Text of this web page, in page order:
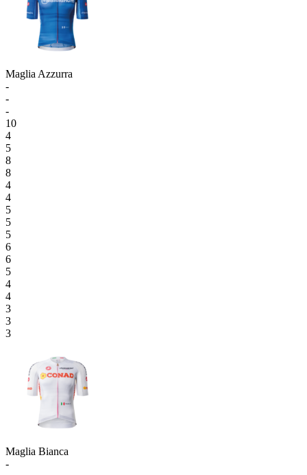
Maglia Azzurra
-
-
-
10
4
5
8
8
4
4
5
5
5
6
6
5
4
4
3
3
3
Maglia Bianca
-